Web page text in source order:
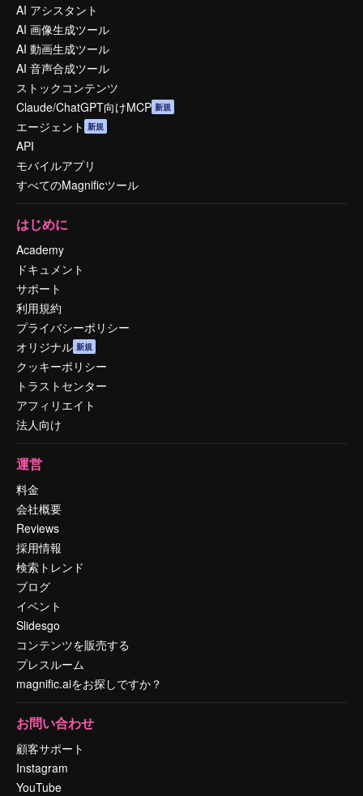
AI アシスタント
AI 画像生成ツール
AI 動画生成ツール
AI 音声合成ツール
ストックコンテンツ
Claude/ChatGPT向けMCP 新規
エージェント 新規
API
モバイルアプリ
すべてのMagnificツール
はじめに
Academy
ドキュメント
サポート
利用規約
プライバシーポリシー
オリジナル 新規
クッキーポリシー
トラストセンター
アフィリエイト
法人向け
運営
料金
会社概要
Reviews
採用情報
検索トレンド
ブログ
イベント
Slidesgo
コンテンツを販売する
プレスルーム
magnific.aiをお探しですか？
お問い合わせ
顧客サポート
Instagram
YouTube